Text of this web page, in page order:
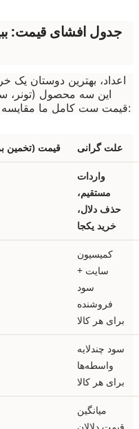
اعداد، بهترین دوستان یک
این سه محصول (تونر،
قیمت ست کامل ما مقایسه کنیم. نتیجه شما را متحیر خواهد کرد:
قیمت (تخمین برای ۳ محصول علت گرانی
واردات
مستقیم،
حذف دلال،
خرید یکجا
کمیسیون
سایت +
سود
فروشنده
برای هر کالا
سود چندلایه
واسطه‌ها
برای هر کالا
میانگین